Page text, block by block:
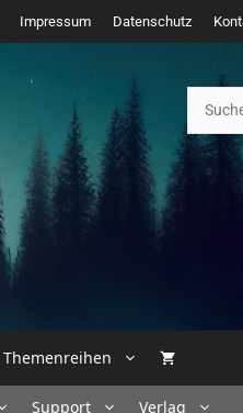
Impressum Datenschutz
nach:
Themenreihen
Support Verlag